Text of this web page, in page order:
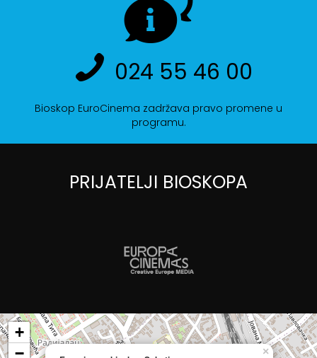
024 55 46 00
Bioskop EuroCinema zadržava pravo promene u
programu.
PRIJATELJI BIOSKOPA
×
+
−